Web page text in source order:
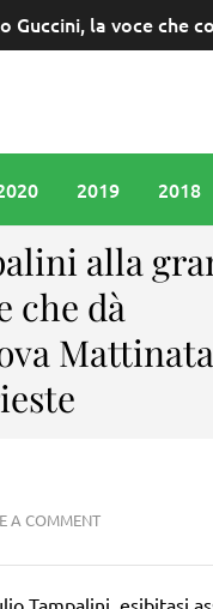
Volo canterà al
2019 2018
alla
che dà
A COMMENT
Tampalini, esibitasi